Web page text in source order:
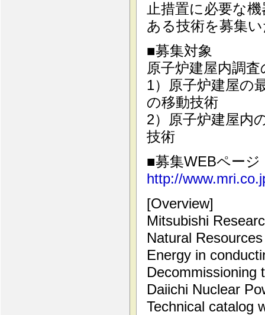
止措置に必要な
ある技術を募集
■募集対象
原子炉建屋内調
1）原子炉建屋の
の移動技術
2）原子炉建屋内
技術
■募集WEBページ
http://
[Overview]
Mitsubishi
Natural
Energy in
Decommissioning
Daiichi Nuclear
Technical catalog